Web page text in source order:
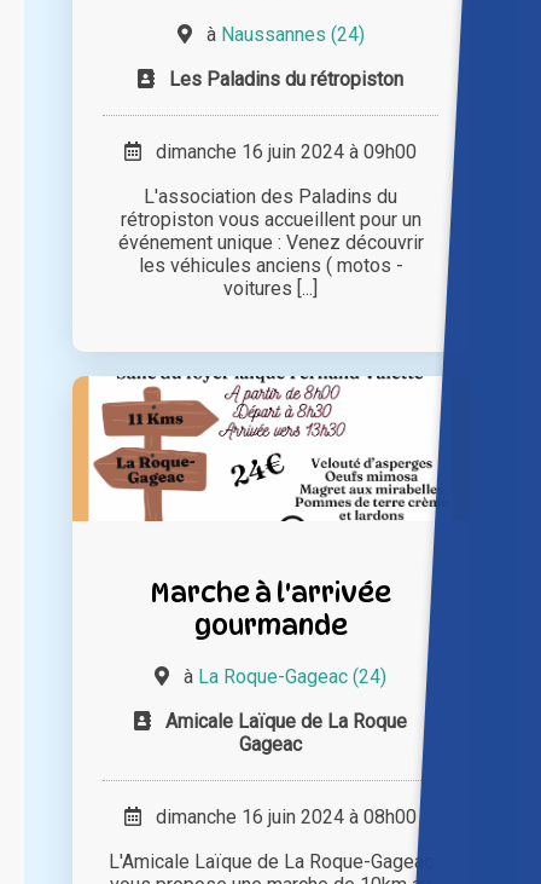
à Naussannes (24)
Les Paladins du rétropiston
dimanche 16 juin 2024 à 09h00
L'association des Paladins du
rétropiston vous accueillent pour un
événement unique : Venez découvrir
les véhicules anciens ( motos -
voitures [...]
Marche à l'arrivée
gourmande
à La Roque-Gageac (24)
Amicale Laïque de La Roque
Gageac
dimanche 16 juin 2024 à 08h00
L'Amicale Laïque de La Roque-Gageac